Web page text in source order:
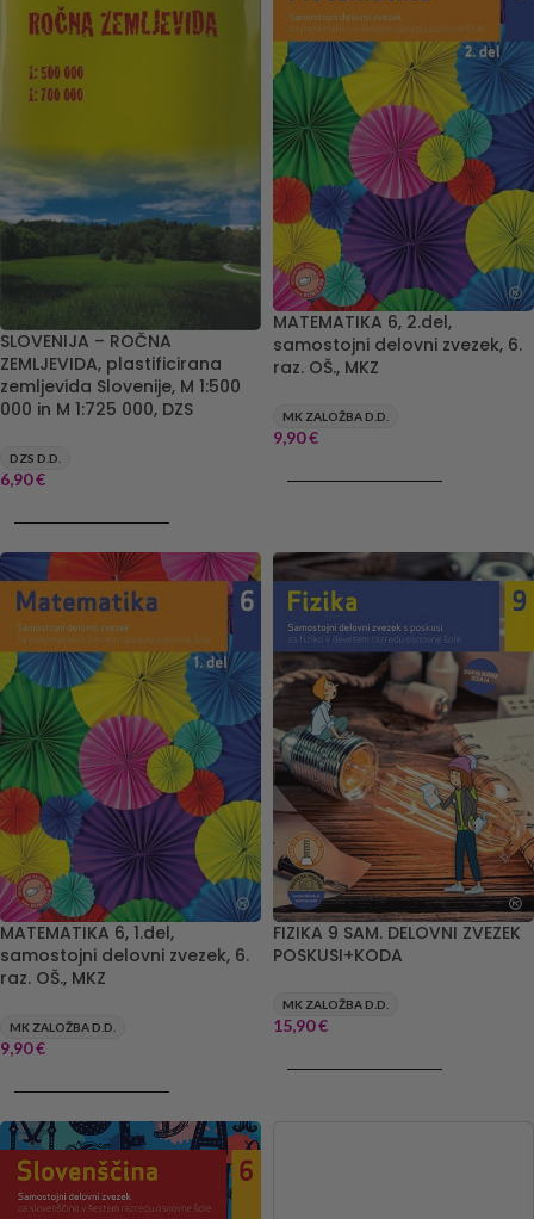
SLOVENIJA – ROČNA
ZEMLJEVIDA, plastificirana
zemljevida Slovenije, M 1:500
000 in M 1:725 000, DZS
DZS D.D.
6,90€
MATEMATIKA 6, 2.del,
samostojni delovni zvezek, 6.
raz. OŠ., MKZ
MK ZALOŽBA D.D.
9,90€
MATEMATIKA 6, 1.del,
samostojni delovni zvezek, 6.
raz. OŠ., MKZ
MK ZALOŽBA D.D.
9,90€
FIZIKA 9 SAM. DELOVNI ZVEZEK
POSKUSI+KODA
MK ZALOŽBA D.D.
15,90€